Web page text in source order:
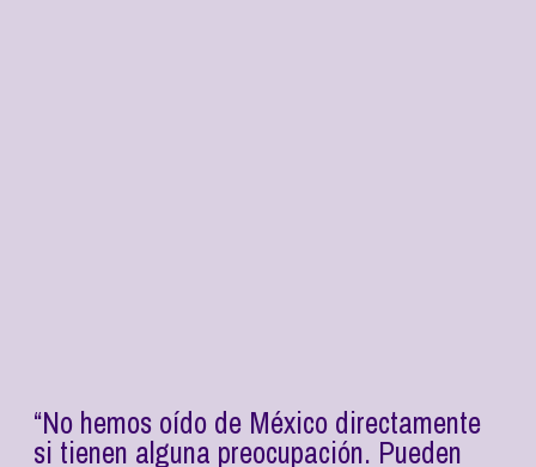
“No hemos oído de México directamente
si tienen alguna preocupación. Pueden